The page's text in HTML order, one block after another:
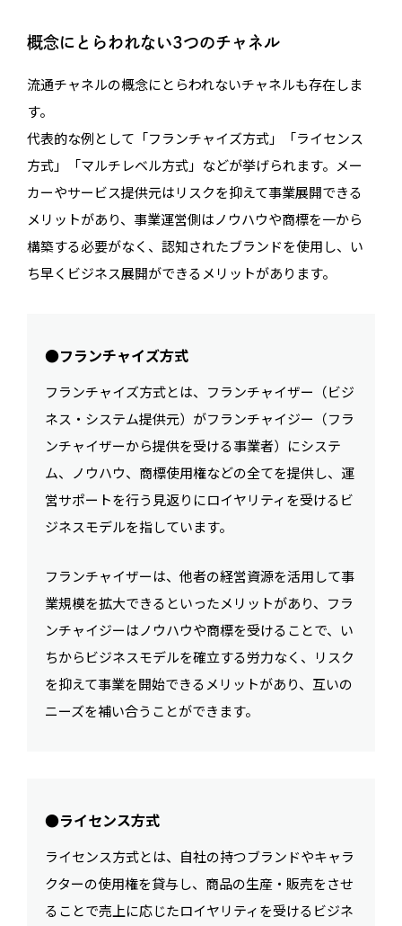
概念にとらわれない3つのチャネル
流通チャネルの概念にとらわれないチャネルも存在しま
す。
代表的な例として「フランチャイズ方式」「ライセンス
方式」「マルチレベル方式」などが挙げられます。メー
カーやサービス提供元はリスクを抑えて事業展開できる
メリットがあり、事業運営側はノウハウや商標を一から
構築する必要がなく、認知されたブランドを使用し、い
ち早くビジネス展開ができるメリットがあります。
●フランチャイズ方式
フランチャイズ方式とは、フランチャイザー（ビジ
ネス・システム提供元）がフランチャイジー（フラ
ンチャイザーから提供を受ける事業者）にシステ
ム、ノウハウ、商標使用権などの全てを提供し、運
営サポートを行う見返りにロイヤリティを受けるビ
ジネスモデルを指しています。
フランチャイザーは、他者の経営資源を活用して事
業規模を拡大できるといったメリットがあり、フラ
ンチャイジーはノウハウや商標を受けることで、い
ちからビジネスモデルを確立する労力なく、リスク
を抑えて事業を開始できるメリットがあり、互いの
ニーズを補い合うことができます。
●ライセンス方式
ライセンス方式とは、自社の持つブランドやキャラ
クターの使用権を貸与し、商品の生産・販売をさせ
ることで売上に応じたロイヤリティを受けるビジネ